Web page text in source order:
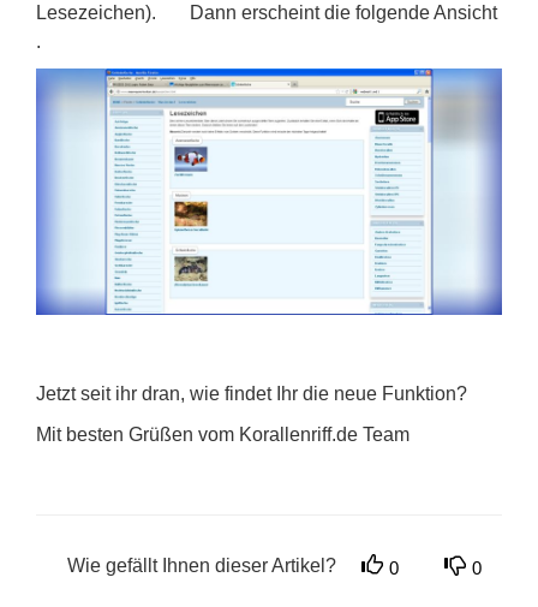
Lesezeichen). Dann erscheint die folgende Ansicht
.
Jetzt seit ihr dran, wie findet Ihr die neue Funktion?
Mit besten Grüßen vom Korallenriff.de Team
Wie gefällt Ihnen dieser Artikel? 0 0